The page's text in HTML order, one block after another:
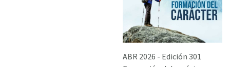
ABR 2026 - Edición 301